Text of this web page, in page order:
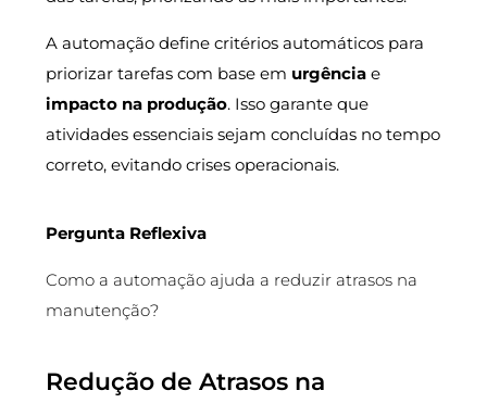
A automação define critérios automáticos para
priorizar tarefas com base em urgênciae
impacto na produção. Isso garante que
atividades essenciais sejam concluídas no tempo
correto, evitando crises operacionais.
Pergunta Reflexiva
Como a automação ajuda a reduzir atrasos na
manutenção?
Redução de Atrasos na